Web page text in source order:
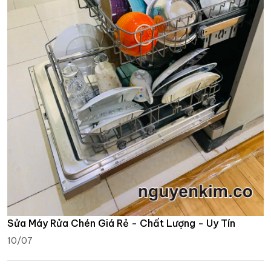
Sửa Máy Rửa Chén Giá Rẻ - Chất Lượng - Uy Tín
10/07